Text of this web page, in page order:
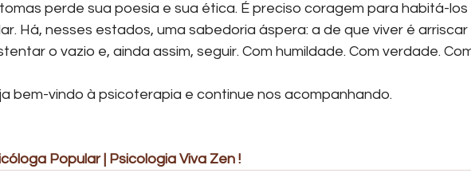
perde sua poesia e sua ética. É preciso coragem para habitá-
Há, nesses estados, uma sabedoria áspera: a de que viver é
o vazio e, ainda assim, seguir. Com humildade. Com verdade.
bem-vindo à psicoterapia e continue nos acompanhando.
Popular | Psicologia Viva Zen !